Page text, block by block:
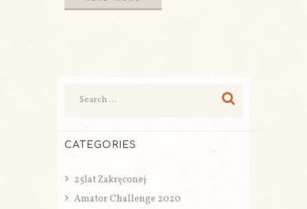
CATEGORIES
25lat Zakręconej
Amator Challenge 2020